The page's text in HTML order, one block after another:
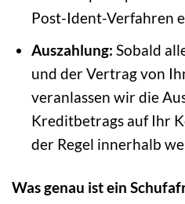
Post-Ident-Verfahren
Auszahlung: Sobald
und der Vertrag von
veranlassen wir die
Kreditbetrags auf Ihr
der Regel innerhalb
Was genau ist ein